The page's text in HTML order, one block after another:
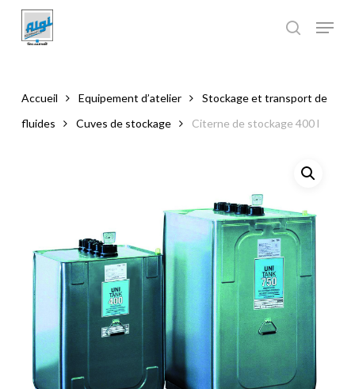
main
Accueil Equipement d’atelier
Stockage et transport de
fluides
Cuves de stockage Citerne de stockage 400 l